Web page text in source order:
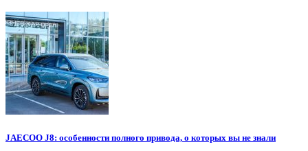
JAECOO J8: особенности полного привода, о которых вы не знали